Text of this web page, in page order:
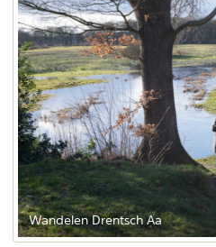
Wandelen Drentsch Aa